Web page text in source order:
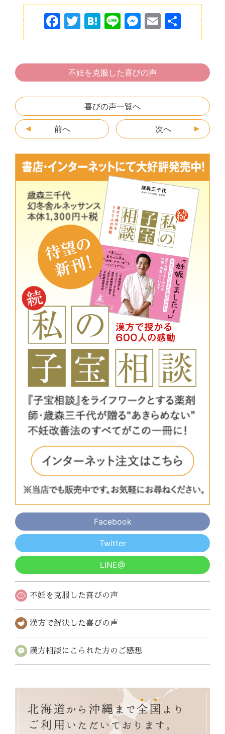
F
a
e
b
o
o
k
T
w
er
H
at
n
a
Li
n
M
e
s
e
n
g
er
E
m
l
有
不妊を克服した喜びの声
喜びの声一覧へ
前へ 次へ
Facebook
Twitter
LINE@
不妊を克服した喜びの声
漢方で解決した喜びの声
漢方相談にこられた方のご感想